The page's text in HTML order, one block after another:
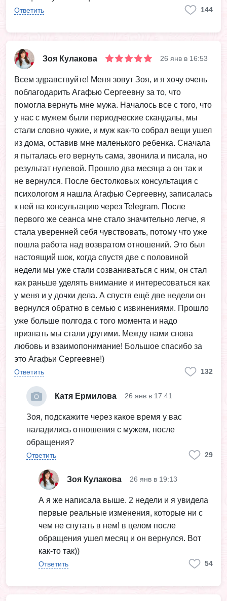
Ответить 144
Зоя Кулакова 26 янв в 16:53
Всем здравствуйте! Меня зовут Зоя, и я хочу очень
поблагодарить Агафью Сергеевну за то, что
помогла вернуть мне мужа. Началось все с того, что
у нас с мужем были периодческие скандалы, мы
стали словно чужие, и муж как-то собрал вещи ушел
из дома, оставив мне маленького ребенка. Сначала
я пыталась его вернуть сама, звонила и писала, но
результат нулевой. Прошло два месяца а он так и
не вернулся. После бестолковых консультация с
психологом я нашла Агафью Сергеевну, записалась
к ней на консультацию через Telegram. После
первого же сеанса мне стало значительно легче, я
стала уверенней себя чувствовать, потому что уже
пошла работа над возвратом отношений. Это был
настоящий шок, когда спустя две с половиной
недели мы уже стали созваниваться с ним, он стал
как раньше уделять внимание и интересоваться как
у меня и у дочки дела. А спустя ещё две недели он
вернулся обратно в семью с извинениями. Прошло
уже больше полгода с того момента и надо
признать мы стали другими. Между нами снова
любовь и взаимопонимание! Большое спасибо за
это Агафьи Сергеевне!)
Ответить 132
Катя Ермилова 26 янв в 17:41
Зоя, подскажите через какое время у вас
наладились отношения с мужем, после
обращения?
Ответить 29
Зоя Кулакова 26 янв в 19:13
А я же написала выше. 2 недели и я увидела
первые реальные изменения, которые ни с
чем не спутать в нем! в целом после
обращения ушел месяц и он вернулся. Вот
как-то так))
Ответить 54